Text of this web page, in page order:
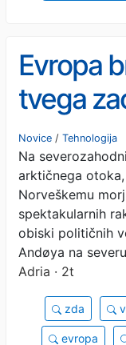
Evropa
tvega
vesoljski
Novice / Tehnologija
Na
arktičnega
Norveškemu
spektakularnih
obiski političnih
Andøya na
Adria · 2t
zda
evropa